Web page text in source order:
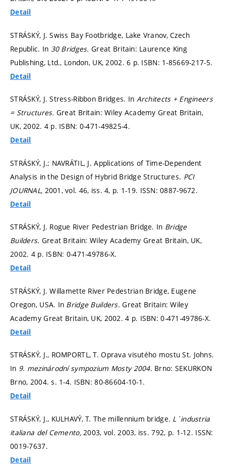
Detail
STRÁSKÝ, J. Swiss Bay Footbridge, Lake Vranov, Czech
Republic. In 30 Bridges.Great Britain: Laurence King
Publishing, Ltd., London, UK, 2002. 6 p. ISBN: 1-85669-217-5.
Detail
STRÁSKÝ, J. Stress-Ribbon Bridges. In Architects + Engineers
= Structures. Great Britain: Wiley Academy Great Britain,
UK, 2002. 4 p. ISBN: 0-471-49825-4.
Detail
STRÁSKÝ, J.; NAVRÁTIL, J. Applications of Time-Dependent
Analysis in the Design of Hybrid Bridge Structures. PCI
JOURNAL, 2001, vol. 46, iss. 4, p. 1-19. ISSN: 0887-9672.
Detail
STRÁSKÝ, J. Rogue River Pedestrian Bridge. In Bridge
Builders. Great Britain: Wiley Academy Great Britain, UK,
2002. 4 p. ISBN: 0-471-49786-X.
Detail
STRÁSKÝ, J. Willamette River Pedestrian Bridge, Eugene
Oregon, USA. In Bridge Builders.Great Britain: Wiley
Academy Great Britain, UK, 2002. 4 p. ISBN: 0-471-49786-X.
Detail
STRÁSKÝ, J., ROMPORTL, T. Oprava visutého mostu St. Johns.
In 9. mezinárodní sympozium Mosty 2004. Brno: SEKURKON
Brno, 2004.s. 1-4. ISBN: 80-86604-10-1.
Detail
STRÁSKÝ, J., KULHAVÝ, T. The millennium bridge. L´industria
italiana del Cemento, 2003, vol. 2003, iss. 792, p. 1-12. ISSN:
0019-7637.
Detail